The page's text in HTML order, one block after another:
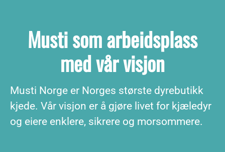
Musti som arbeidsplass
med vår visjon
Musti Norge er Norges største dyrebutikk
kjede. Vår visjon er å gjøre livet for kjæledyr
og eiere enklere, sikrere og morsommere.